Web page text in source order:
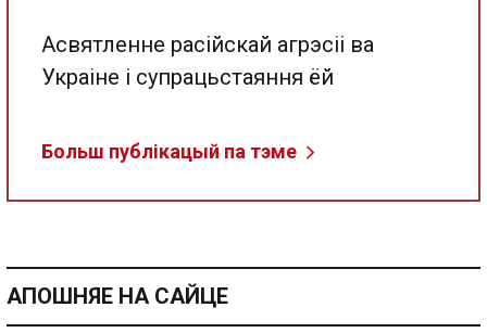
Асвятленне расійскай агрэсіі ва
Украіне і супрацьстаяння ёй
Больш публікацый па тэме
АПОШНЯЕ НА САЙЦЕ